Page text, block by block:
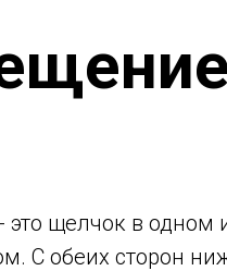
щелчок в одном
С обеих сторон